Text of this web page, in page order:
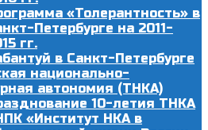
«Толерантность» в
Петербурге на 2011-
гг.
в Санкт-Петербурге
национально-
автономия (ТНКА)
10-летия ТНКА
«Институт НКА в